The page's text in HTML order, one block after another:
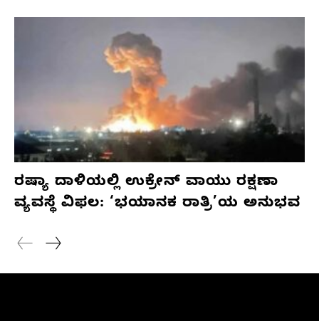
ರಷ್ಯಾ ದಾಳಿಯಲ್ಲಿ ಉಕ್ರೇನ್ ವಾಯು ರಕ್ಷಣಾ
ವ್ಯವಸ್ಥೆ ವಿಫಲ: ‘ಭಯಾನಕ ರಾತ್ರಿ’ಯ ಅನುಭವ